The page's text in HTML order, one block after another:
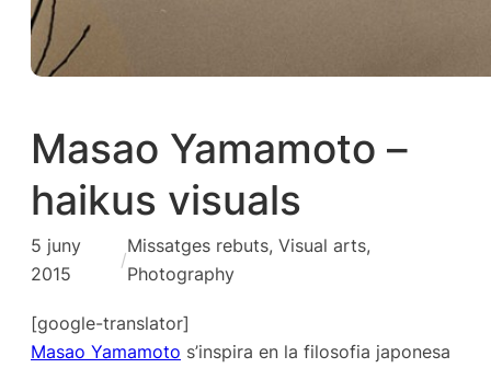
Masao Yamamoto –
haikus visuals
5 juny
2015
/
Missatges rebuts, Visual arts,
Photography
[google-translator]
Masao Yamamoto s’inspira en la filosofia japonesa